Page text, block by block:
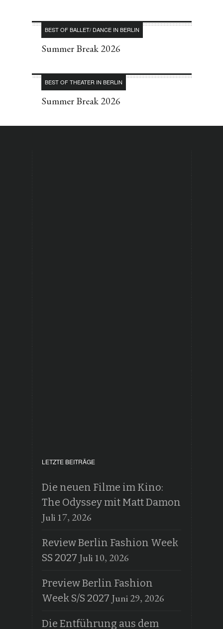
BEST OF BALLET/ DANCE IN BERLIN
Summer Break 2026
BEST OF THEATER IN BERLIN
Summer Break 2026
LETZTE BEITRÄGE
Die neuen Filme im Kino:
The Odyssey mit Matt Damon
Juli 17, 2026
Review Berlin Fashion Week
SS 2027 Juli 10, 2026
Preview Berlin Fashion
Week S/S 2027 Juni 29, 2026
Die Entführung aus dem